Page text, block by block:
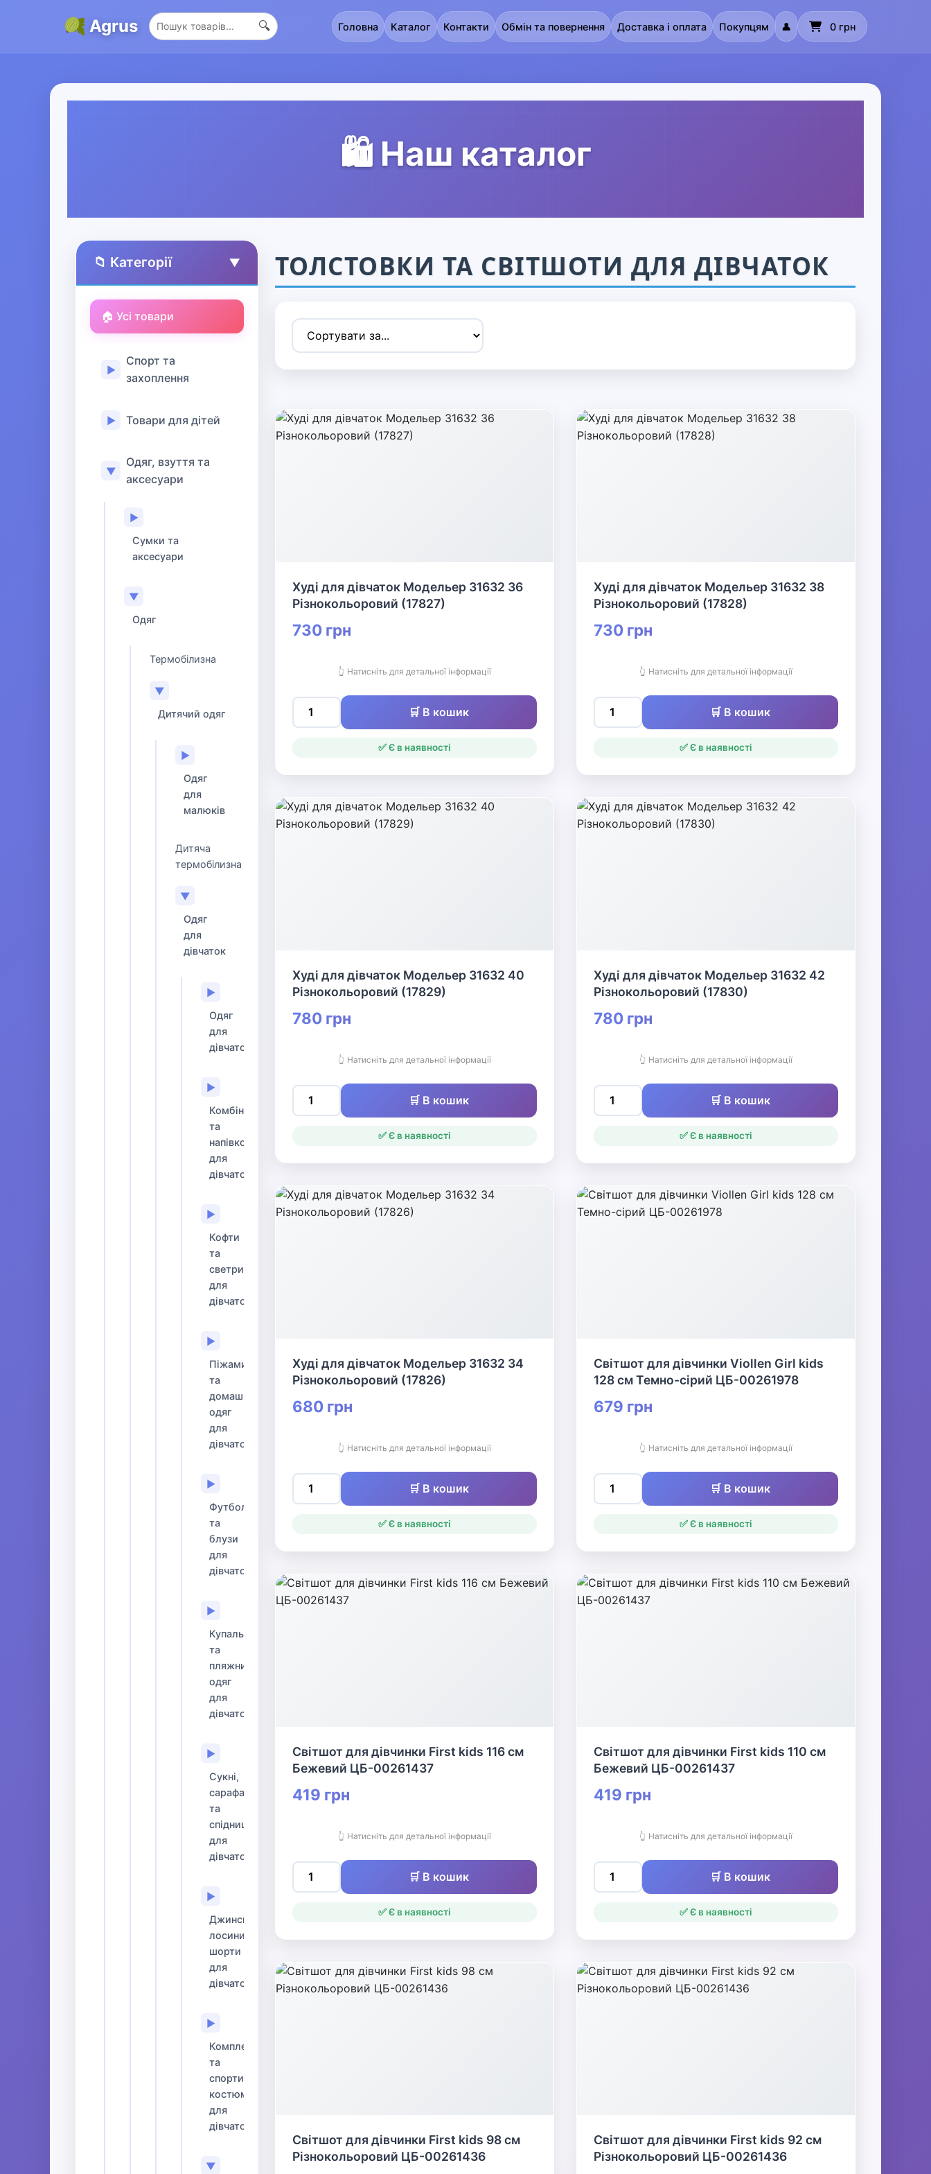
Agrus 🔍 Головна Каталог Контакти Обмін та повернення Доставка і оплата Покупцям 👤 0 грн
🛍️ Наш каталог
📁 Категорії ▲
🏠 Усі товари
▶
Спорт та
захоплення
▶ Товари для дітей
▼
Одяг, взуття та
аксесуари
▶
Сумки та
аксесуари
▼
Одяг
Термобілизна
▼
Дитячий одяг
▶
Одяг
для
малюків
Дитяча
термобілизна
▼
Одяг
для
дівчаток
▶
Одяг
для
дівчаток
▶
Комбінезони
та
напівкомбінезони
для
дівчаток
▶
Кофти
та
светри
для
дівчаток
▶
Піжами
та
домашній
одяг
для
дівчаток
▶
Футболки
та
блузи
для
дівчаток
▶
Купальники
та
пляжний
одяг
для
дівчаток
▶
Сукні,
сарафани
та
спідниці
для
дівчаток
▶
Джинси,
лосини,
шорти
для
дівчаток
▶
Комплекти
та
спортивні
костюми
для
дівчаток
▼
ТОЛСТОВКИ ТА СВІТШОТИ ДЛЯ ДІВЧАТОК
Худі для дівчаток Модельер 31632 36
Різнокольоровий (17827)
730 грн
👆 Натисніть для детальної інформації
🛒 В кошик
✅ Є в наявності
Худі для дівчаток Модельер 31632 38
Різнокольоровий (17828)
730 грн
👆 Натисніть для детальної інформації
🛒 В кошик
✅ Є в наявності
Худі для дівчаток Модельер 31632 40
Різнокольоровий (17829)
780 грн
👆 Натисніть для детальної інформації
🛒 В кошик
✅ Є в наявності
Худі для дівчаток Модельер 31632 42
Різнокольоровий (17830)
780 грн
👆 Натисніть для детальної інформації
🛒 В кошик
✅ Є в наявності
Худі для дівчаток Модельер 31632 34
Різнокольоровий (17826)
680 грн
👆 Натисніть для детальної інформації
🛒 В кошик
✅ Є в наявності
Світшот для дівчинки Viollen Girl kids
128 см Темно-сірий ЦБ-00261978
679 грн
👆 Натисніть для детальної інформації
🛒 В кошик
✅ Є в наявності
Світшот для дівчинки First kids 116 см
Бежевий ЦБ-00261437
419 грн
👆 Натисніть для детальної інформації
🛒 В кошик
✅ Є в наявності
Світшот для дівчинки First kids 110 см
Бежевий ЦБ-00261437
419 грн
👆 Натисніть для детальної інформації
🛒 В кошик
✅ Є в наявності
Світшот для дівчинки First kids 98 см
Різнокольоровий ЦБ-00261436
Світшот для дівчинки First kids 92 см
Різнокольоровий ЦБ-00261436